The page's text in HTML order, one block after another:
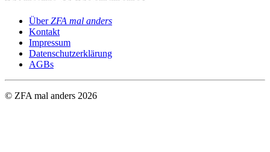
ÜberZFA mal anders
Kontakt
Impressum
Datenschutzerklärung
AGBs
© ZFA mal anders 2026